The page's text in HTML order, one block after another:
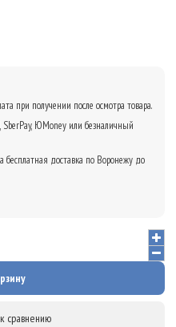
при получении после осмотра товара.
ЮMoney или безналичный
доставка по Воронежу до
сравнению